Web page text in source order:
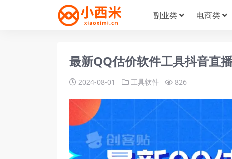
副业类 电商类
最新QQ估价软件工具抖音直
2024-08-01 工具软件 826